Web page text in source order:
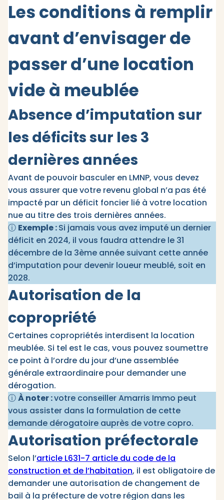
Les conditions à remplir
avant d’envisager de
passer d’une location
vide à meublée
Absence d’imputation sur
les déficits sur les 3
dernières années
Avant de pouvoir basculer en LMNP, vous devez
vous assurer que votre revenu global n’a pas été
impacté par un déficit foncier lié à votre location
nue au titre des trois dernières années.
ⓘ Exemple :Si jamais vous avez imputé un dernier
déficit en 2024, il vous faudra attendre le 31
décembre de la 3ème année suivant cette année
d’imputation pour devenir loueur meublé, soit en
2028.
Autorisation de la
copropriété
Certaines copropriétés interdisent la location
meublée. Si tel est le cas, vous pouvez soumettre
ce point à l’ordre du jour d’une assemblée
générale extraordinaire pour demander une
dérogation.
ⓘÀ noter :votre conseiller Amarris Immo peut
vous assister dans la formulation de cette
demande dérogatoire auprès de votre copro.
Autorisation préfectorale
Selon l’article L631-7 article du code de la
construction et de l’habitation, il est obligatoire de
demander une autorisation de changement de
bail à la préfecture de votre région dans les